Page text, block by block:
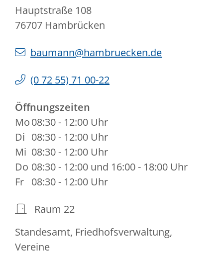
Hauptstraße 108
76707 Hambrücken
baumann@hambruecken.de
(072 55) 71 00-22
Öffnungszeiten
Mo08:30 - 12:00 Uhr
Di 08:30 - 12:00 Uhr
Mi 08:30 - 12:00 Uhr
Do 08:30 - 12:00 und 16:00 - 18:00 Uhr
Fr 08:30 - 12:00 Uhr
Raum 22
Standesamt, Friedhofsverwaltung,
Vereine